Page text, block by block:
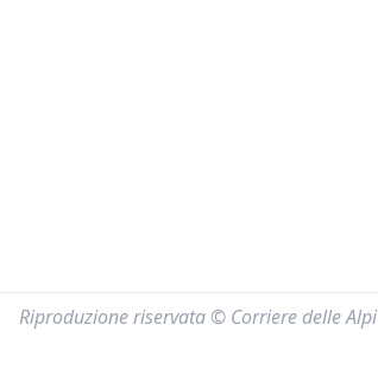
Riproduzione riservata © Corriere delle Alpi